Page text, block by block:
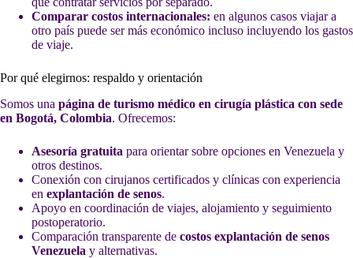
Comparar costos internacionales: en algunos casos viajar a
otro país puede ser más económico incluso incluyendo los gastos
de viaje.
Por qué elegirnos: respaldo y orientación
Somos una página de turismo médico en cirugía plástica con sede
en Bogotá, Colombia. Ofrecemos:
Asesoría gratuita para orientar sobre opciones en Venezuela y
otros destinos.
Conexión con cirujanos certificados y clínicas con experiencia
en explantación de senos.
Apoyo en coordinación de viajes, alojamiento y seguimiento
postoperatorio.
Comparación transparente de costos explantación de senos
Venezuela y alternativas.